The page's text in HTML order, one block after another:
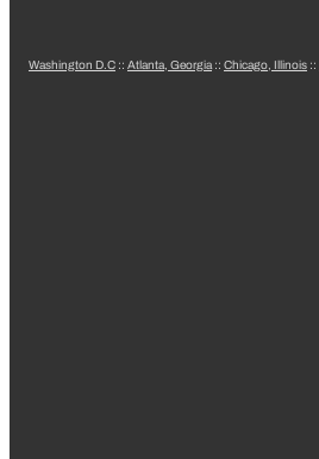
Washington D.C :: Atlanta, Georgia :: Chicago, Illinois ::